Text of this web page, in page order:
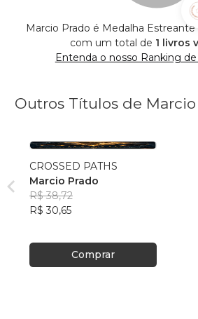
Marcio Prado é Medalha
com um total de 1 livros
Entenda o nosso Ranking
Outros Títulos de
CROSSED PATHS
Marcio Prado
R$ 38,72
R$ 30,65
Comprar